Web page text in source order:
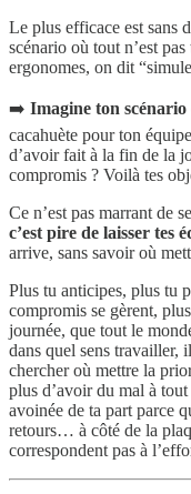
Le plus efficace est sans
scénario où tout n’est
ergonomes, on dit
➡️ Imagine ton
cacahuète pour ton
d’avoir fait à la fin de la
compromis ? Voilà tes
Ce n’est pas marrant de
c’est pire de laisser tes
arrive, sans savoir où
Plus tu anticipes, plus tu
compromis se gèrent, plus
journée, que tout le
dans quel sens travailler,
chercher où mettre la
plus d’avoir du mal à
avoinée de ta part parce
retours… à côté de la
correspondent pas à